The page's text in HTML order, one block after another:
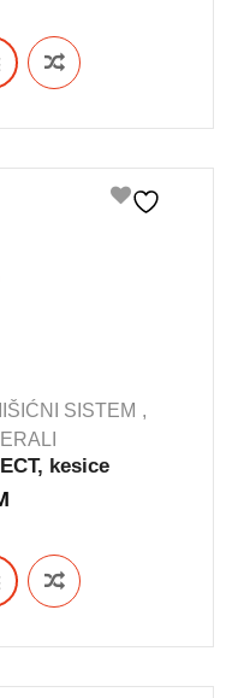
SISTEM
kesice